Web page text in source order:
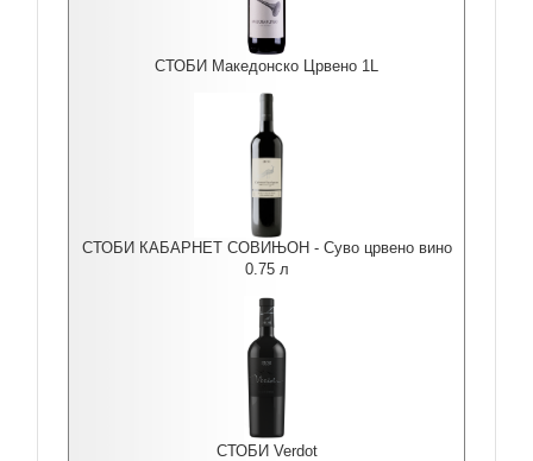
СТОБИ Македонско Црвено 1L
СТОБИ КАБАРНЕТ СОВИЊОН - Суво црвено вино
0.75 л
СТОБИ Verdot